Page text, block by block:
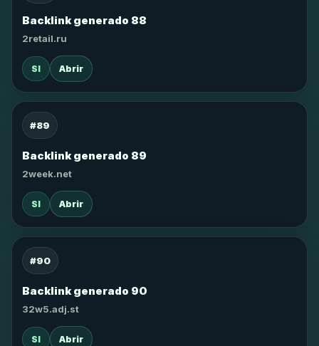
Backlink generado 88
2retail.ru
SI Abrir
#89
Backlink generado 89
2week.net
SI Abrir
#90
Backlink generado 90
32w5.adj.st
SI Abrir